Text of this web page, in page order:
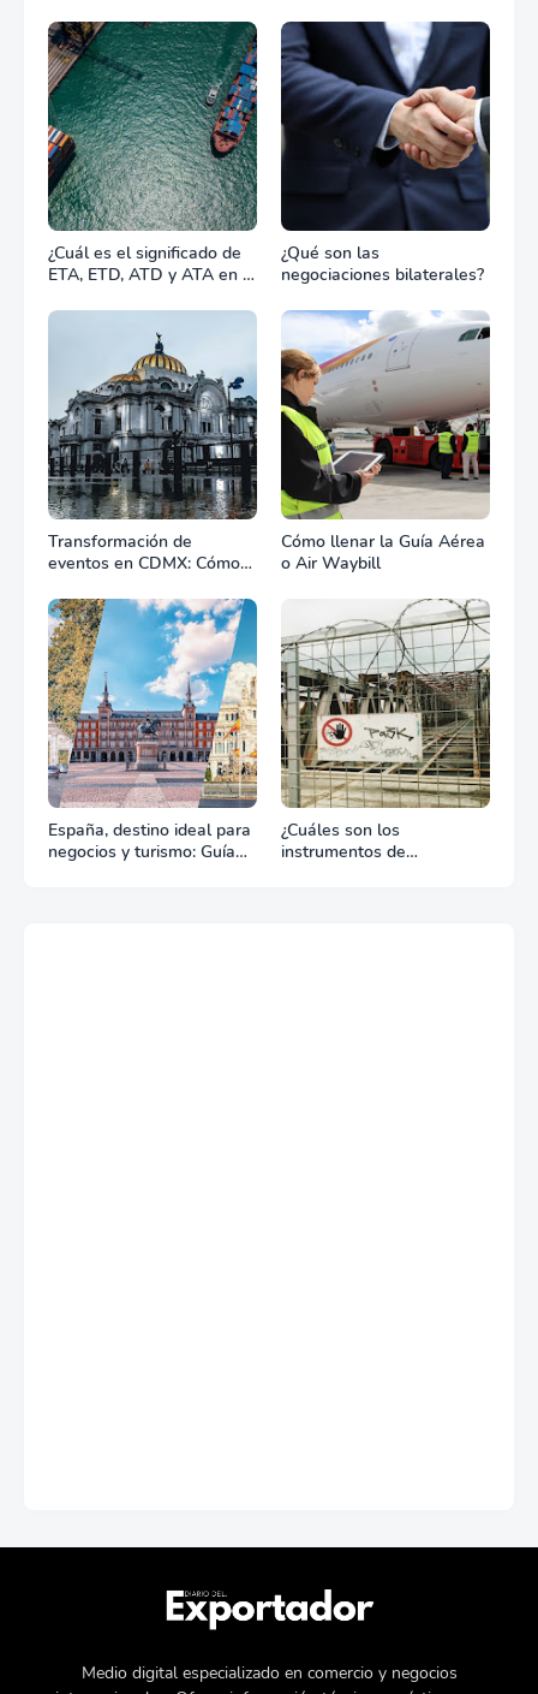
combate?
¿Cuál es el significado de
ETA, ETD, ATD y ATA en el
¿Qué son las
negociaciones bilaterales?
Transformación de
eventos en CDMX: Cómo
equipos define el éxito de
tu celebración
Cómo llenar la Guía Aérea
o Air Waybill
España, destino ideal para
negocios y turismo: Guía
¿Cuáles son los
instrumentos de
Medio digital especializado en comercio y negocios